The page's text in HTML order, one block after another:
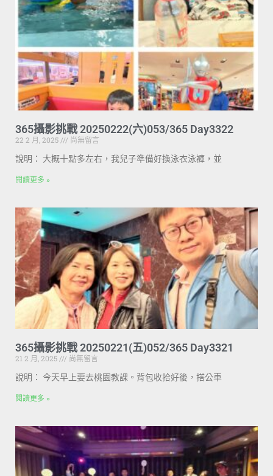
365攝影挑戰 20250222(六)053/365 Day3322
22 2 月, 2025
尚無留言
說明： 大概十點多左右，我兒子準備好換泳衣泳褲，並
閱讀更多 »
365攝影挑戰 20250221(五)052/365 Day3321
21 2 月, 2025
尚無留言
說明： 今天早上要去桃園教課。背包收拾好後，搭公車
閱讀更多 »